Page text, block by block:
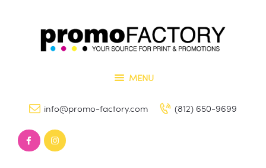
MENU
info@promo-factory.com (812) 650-9699
PROMO FACTORY
Our Services
Contact Us